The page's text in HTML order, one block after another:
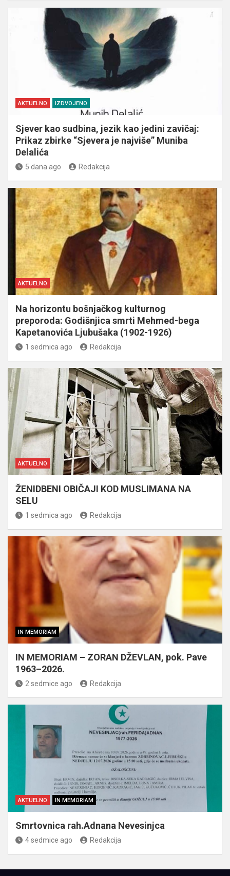
AKTUELNO IZDVOJENO
Sjever kao sudbina, jezik kao jedini zavičaj:
Prikaz zbirke “Sjevera je najviše” Muniba
Delalića
5 dana ago Redakcija
AKTUELNO
Na horizontu bošnjačkog kulturnog
preporoda: Godišnjica smrti Mehmed-bega
Kapetanovića Ljubušaka (1902-1926)
1 sedmica ago Redakcija
AKTUELNO
ŽENIDBENI OBIČAJI KOD MUSLIMANA NA
SELU
1 sedmica ago Redakcija
IN MEMORIAM
IN MEMORIAM – ZORAN DŽEVLAN, pok. Pave
1963–2026.
2 sedmice ago Redakcija
AKTUELNO IN MEMORIAM
Smrtovnica rah.Adnana Nevesinjca
4 sedmice ago Redakcija